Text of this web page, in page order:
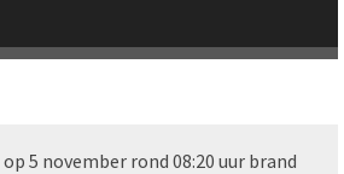
5 november rond 08:20 uur brand